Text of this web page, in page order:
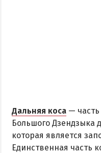
Дальняя коса —
Большого Дзендзыка
которая является
Единственная часть